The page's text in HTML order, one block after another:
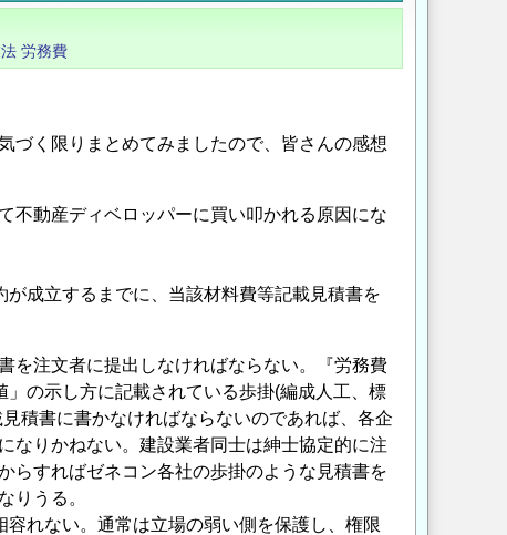
労務費
づく限りまとめてみましたので、皆さんの感想
不動産ディベロッパーに買い叩かれる原因にな
成立するまでに、当該材料費等記載見積書を
注文者に提出しなければならない。『労務費
の示し方に記載されている歩掛(編成人工、標
積書に書かなければならないのであれば、各企
なりかねない。建設業者同士は紳士協定的に注
らすればゼネコン各社の歩掛のような見積書を
りうる。
れない。通常は立場の弱い側を保護し、権限